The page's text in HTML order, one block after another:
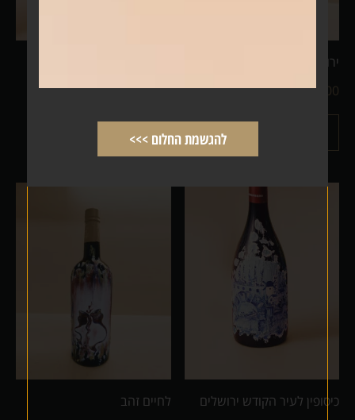
ירושלים ירוק סגול
₪999.00
–
₪1,499.00
₪1,499.00
–
₪1,999.00
מידע נוסף
כיסופין לעיר הקודש ירושלים
לחיים זהב
להגשמת החלום >>>